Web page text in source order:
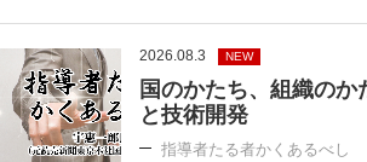
2026.08.3 NEW
国のかたち、組織のか
と技術開発
指導者たる者かくあるべし